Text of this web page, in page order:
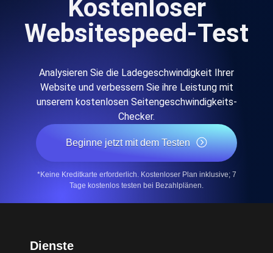
Kostenloser
Websitespeed-Test
Analysieren Sie die Ladegeschwindigkeit Ihrer
Website und verbessern Sie ihre Leistung mit
unserem kostenlosen Seitengeschwindigkeits-
Checker.
Beginne jetzt mit dem Testen
*Keine Kreditkarte erforderlich. Kostenloser Plan inklusive; 7
Tage kostenlos testen bei Bezahlplänen.
Dienste